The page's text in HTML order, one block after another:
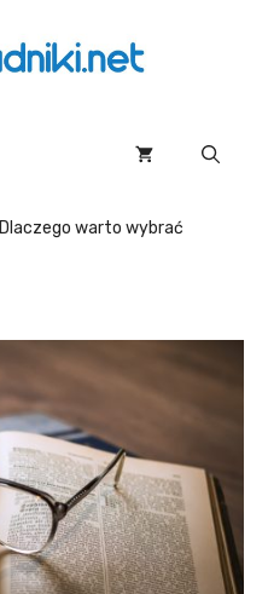
Dlaczego warto wybrać